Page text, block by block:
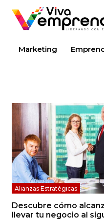
Marketing
Alianzas Estratégicas
Descubre cómo
llevar tu negocio al